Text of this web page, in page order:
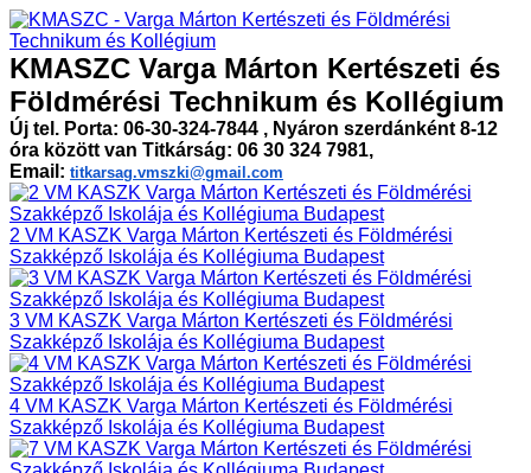
KMASZC Varga Márton Kertészeti és
Földmérési Technikum és Kollégium
Új tel. Porta: 06-30-324-7844 , Nyáron szerdánként 8-12
óra között van Titkárság: 06 30 324 7981,
Email: titkarsag.vmszki@gmail.com
2 VM KASZK Varga Márton Kertészeti és Földmérési
Szakképző Iskolája és Kollégiuma Budapest
3 VM KASZK Varga Márton Kertészeti és Földmérési
Szakképző Iskolája és Kollégiuma Budapest
4 VM KASZK Varga Márton Kertészeti és Földmérési
Szakképző Iskolája és Kollégiuma Budapest